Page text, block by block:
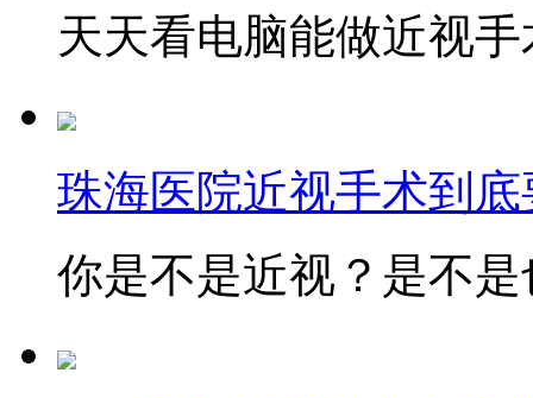
天天看电脑能做近视
珠海医院近视手术到
你是不是近视？是不